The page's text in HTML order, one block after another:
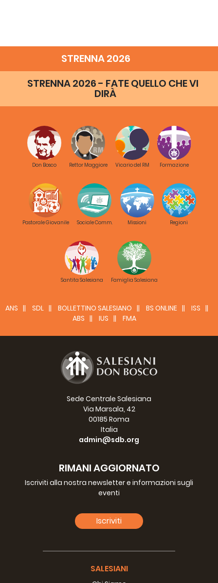
MESSICO (MEG) - Visita del Rettor
Maggiore
STRENNA 2026
STRENNA 2026 - FATE QUELLO CHE VI
DIRÀ
Don Bosco Rettor Maggiore Vicario del RM Formazione
Pastorale Giovanile Sociale Comm. Missioni Regioni
Santita Salesiana Famiglia Salesiana
ANS SDL BOLLETTINO SALESIANO BS ONLINE
ISS
ABS
IUS FMA
Sede Centrale Salesiana
Via Marsala, 42
00185 Roma
Italia
admin@sdb.org
RIMANI AGGIORNATO
Iscriviti alla nostra newsletter e informazioni sugli
eventi
Iscriviti
SALESIANI